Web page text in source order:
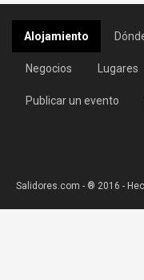
Alojamiento
Negocios Lugares
Publicar un evento
Salidores.com - ® 2016 -